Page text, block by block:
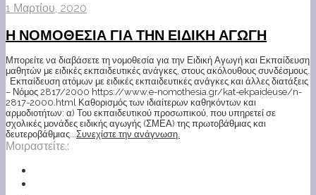
1 Μαρτίου, 2020
Η ΝΟΜΟΘΕΣΙΑ ΓΙΑ ΤΗΝ ΕΙΔΙΚΗ ΑΓΩΓΗ
Μπορείτε να διαβάσετε τη νομοθεσία για την Ειδική Αγωγή και Εκπαίδευση
μαθητών με ειδικές εκπαιδευτικές ανάγκες, στους ακόλουθους συνδέσμους.
Εκπαίδευση ατόμων με ειδικές εκπαιδευτικές ανάγκες και άλλες διατάξεις
– Νόμος 2817/2000 https://www.e-nomothesia.gr/kat-ekpaideuse/n-
2817-2000.html Καθορισμός των ιδιαίτερων καθηκόντων και
αρμοδιοτήτων: α) Του εκπαιδευτικού προσωπικού, που υπηρετεί σε
σχολικές μονάδες ειδικής αγωγής (ΣΜΕΑ) της πρωτοβάθμιας και
δευτεροβάθμιας...Συνεχίστε την ανάγνωση.
Μοιραστείτε.: